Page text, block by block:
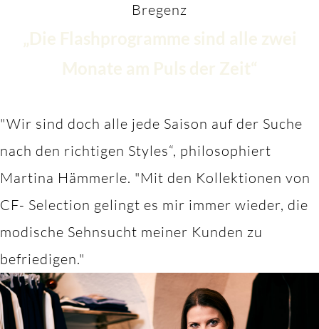
Bregenz
„Die Flashprogramme sind alle zwei
Monate am Puls der Zeit“
"Wir sind doch alle jede Saison auf der Suche
nach den richtigen Styles“, philosophiert
Martina Hämmerle. "Mit den Kollektionen von
CF- Selection gelingt es mir immer wieder, die
modische Sehnsucht meiner Kunden zu
befriedigen."